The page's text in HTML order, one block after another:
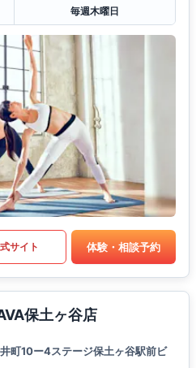
毎週木曜日
サイト 体験・相談予約
保土ヶ谷店
町10ー4ステージ保土ヶ谷駅前ビ